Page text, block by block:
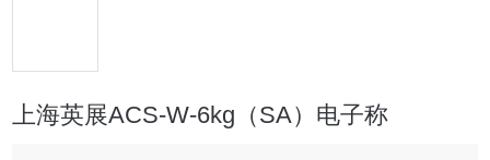
上海英展ACS-W-6kg（SA）电子称